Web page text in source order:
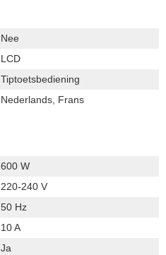
Nee
LCD
Tiptoetsbediening
Nederlands, Frans
600 W
220-240 V
50 Hz
10 A
Ja